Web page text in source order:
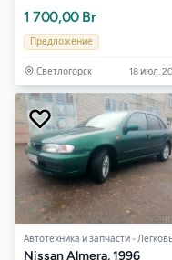
1 700,00 Br
Предложение
Светлогорск 18 июл.
Nissan Almera, 1996